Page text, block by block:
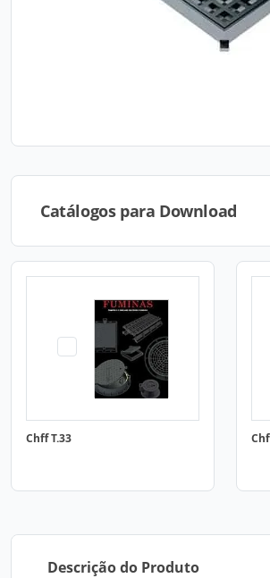
Catálogos para Download
Chff T.33
Descrição do Produto